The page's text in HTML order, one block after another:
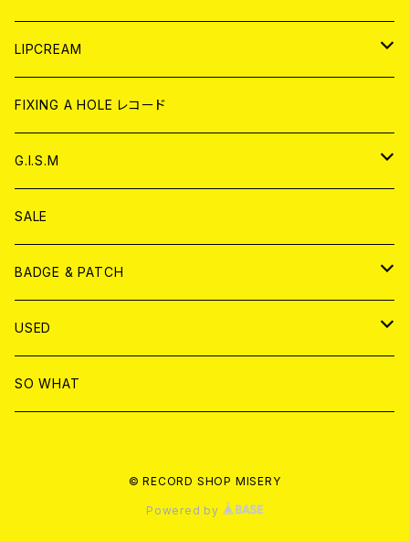
CD
ANALOG
WORLD
CD
ANALOG
JAPAN
CD
ANALOG
WORLD
CD
ANALOG
LIPCREAM
CD
アナログ
DVD
T-shirt & WEAR
FIXING A HOLE レコード
G.I.S.M
CD
ANALOG
T-SHIRT & WEAR
DVD
SALE
BADGE & PATCH
BADGE
PATCH
USED
書籍
SO WHAT
© RECORD SHOP MISERY
Powered by